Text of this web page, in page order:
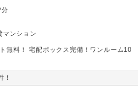
マンション
無料！ 宅配ボックス完備！ワンルーム10
！